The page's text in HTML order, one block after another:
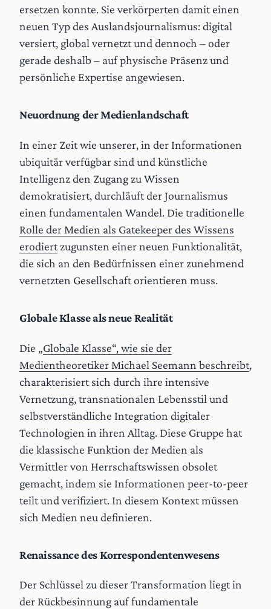
ersetzen konnte. Sie verkörperten damit einen
neuen Typ des Auslandsjournalismus: digital
versiert, global vernetzt und dennoch – oder
gerade deshalb – auf physische Präsenz und
persönliche Expertise angewiesen.
Neuordnung der Medienlandschaft
In einer Zeit wie unserer, in der Informationen
ubiquitär verfügbar sind und künstliche
Intelligenz den Zugang zu Wissen
demokratisiert, durchläuft der Journalismus
einen fundamentalen Wandel. Die traditionelle
Rolle der Medien als Gatekeeper des Wissens
erodiertzugunsten einer neuen Funktionalität,
die sich an den Bedürfnissen einer zunehmend
vernetzten Gesellschaft orientieren muss.
Globale Klasse als neue Realität
Die „Globale Klasse“, wie sie der
Medientheoretiker Michael Seemann beschreibt,
charakterisiert sich durch ihre intensive
Vernetzung, transnationalen Lebensstil und
selbstverständliche Integration digitaler
Technologien in ihren Alltag. Diese Gruppe hat
die klassische Funktion der Medien als
Vermittler von Herrschaftswissen obsolet
gemacht, indem sie Informationen peer-to-peer
teilt und verifiziert. In diesem Kontext müssen
sich Medien neu definieren.
Renaissance des Korrespondentenwesens
Der Schlüssel zu dieser Transformation liegt in
der Rückbesinnung auf fundamentale